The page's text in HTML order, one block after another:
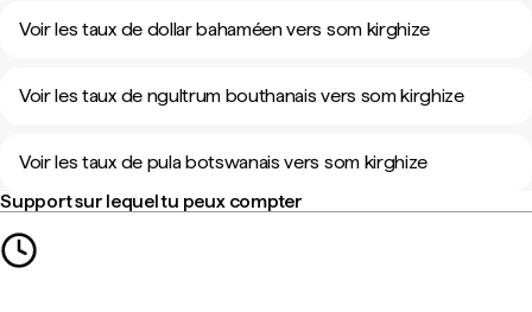
Voir les taux de dollar bahaméen vers som kirghize
Voir les taux de ngultrum bouthanais vers som kirghize
Voir les taux de pula botswanais vers som kirghize
Support sur lequel tu peux compter